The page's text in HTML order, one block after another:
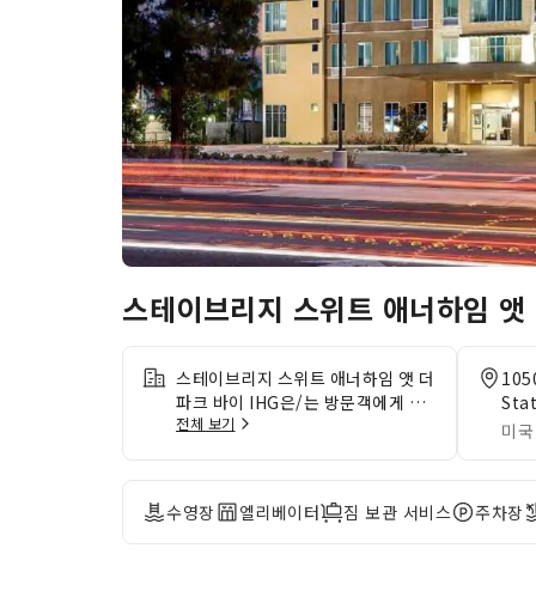
스테이브리지 스위트 애너하임
스테이브리지 스위트 애너하임 앳 더
파크 바이 IHG은/는 방문객에게 완
벽한 서비스와 필요한 모든 서비스를
동안 걱정 없이 온라인 활동을 이어
갈 수 있도록 무료 인터넷 연결을 제
공합니다. 차량을 이용해 방문하시는
투숙객은 숙소에서 제공하는 주차 공
전체 보기
미
수영장 엘리베이터 짐 보관 서비스 주차장